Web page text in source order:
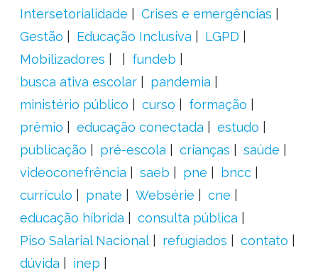
Intersetorialidade
Crises e emergências
Gestão
Educação Inclusiva
LGPD
Mobilizadores
fundeb
busca ativa escolar
pandemia
ministério público
curso
formação
prêmio
educação conectada
estudo
publicação
pré-escola crianças
saúde
videoconefrência
saeb pne
bncc
currículo
pnate Websérie
cne
educação híbrida
consulta pública
Piso Salarial Nacional
refugiados
contato
dúvida
inep